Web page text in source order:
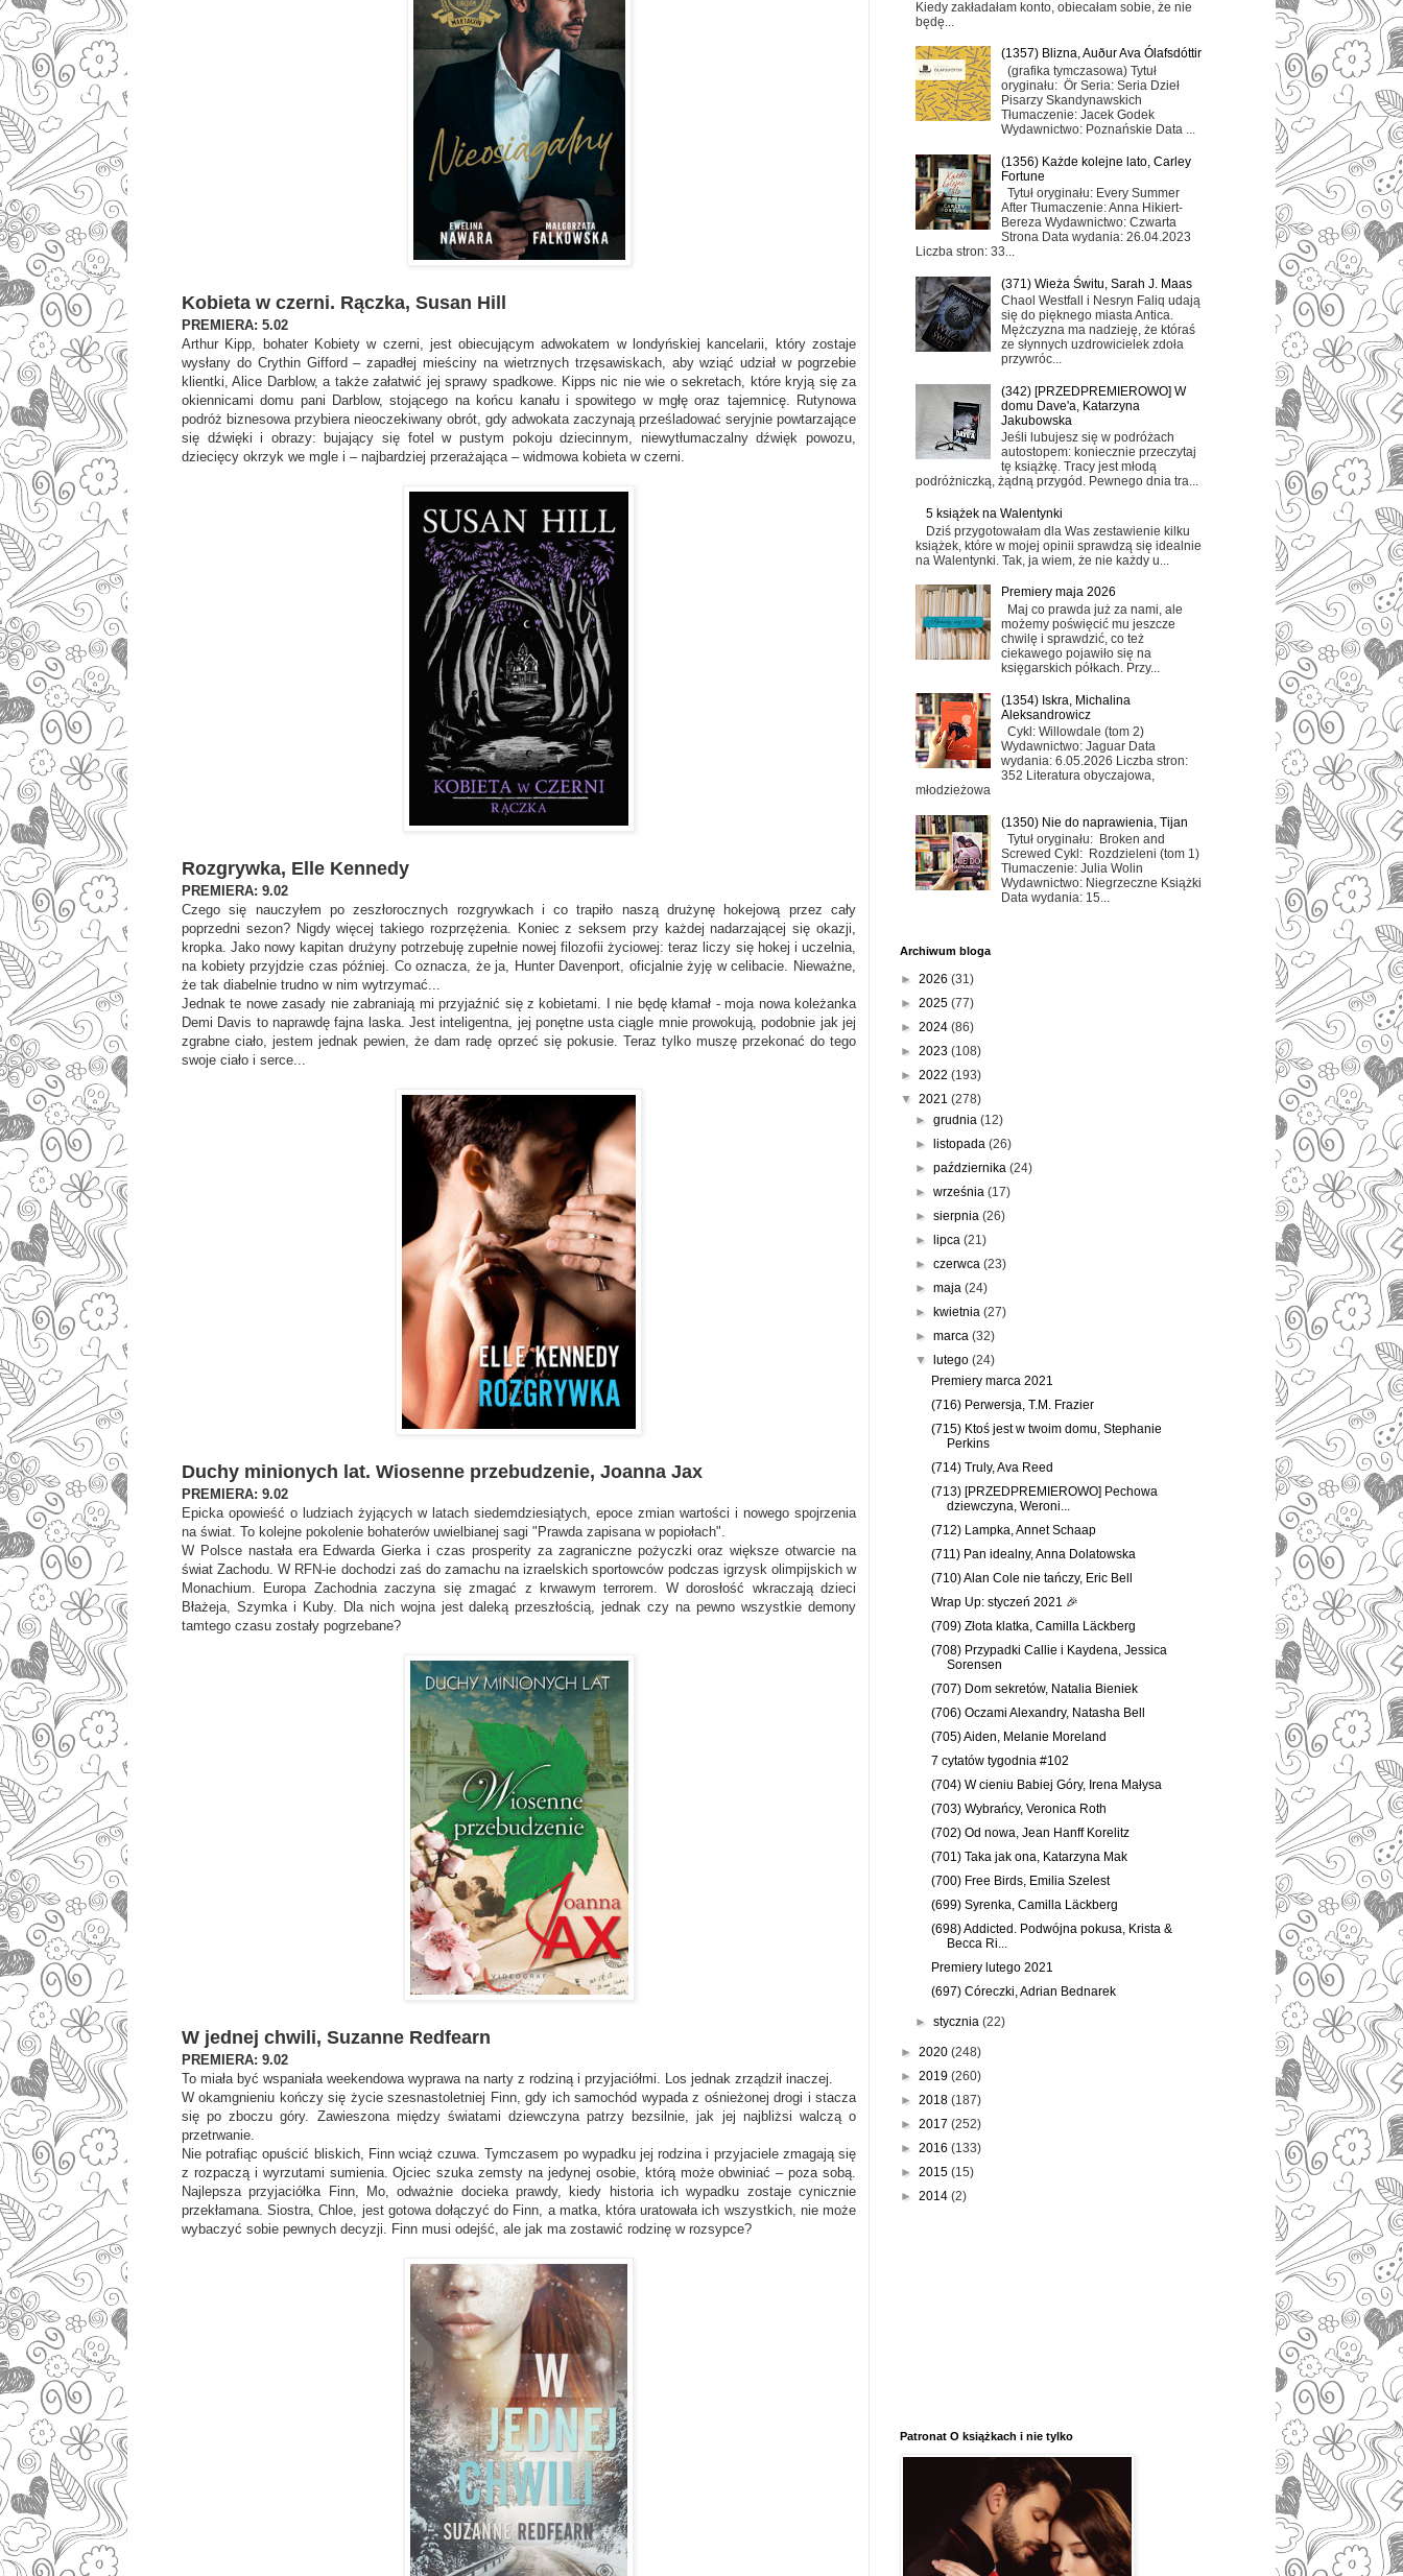
Kobieta w czerni. Rączka, Susan Hill
PREMIERA: 5.02
Arthur Kipp, bohater Kobiety w czerni, jest obiecującym adwokatem w londyńskiej kancelarii, który zostaje
wysłany do Crythin Gifford – zapadłej mieściny na wietrznych trzęsawiskach, aby wziąć udział w pogrzebie
klientki, Alice Darblow, a także załatwić jej sprawy spadkowe. Kipps nic nie wie o sekretach, które kryją się za
okiennicami domu pani Darblow, stojącego na końcu kanału i spowitego w mgłę oraz tajemnicę. Rutynowa
podróż biznesowa przybiera nieoczekiwany obrót, gdy adwokata zaczynają prześladować seryjnie powtarzające
się dźwięki i obrazy: bujający się fotel w pustym pokoju dziecinnym, niewytłumaczalny dźwięk powozu,
dziecięcy okrzyk we mgle i – najbardziej przerażająca – widmowa kobieta w czerni.
Rozgrywka, Elle Kennedy
PREMIERA: 9.02
Czego się nauczyłem po zeszłorocznych rozgrywkach i co trapiło naszą drużynę hokejową przez cały
poprzedni sezon? Nigdy więcej takiego rozprzężenia. Koniec z seksem przy każdej nadarzającej się okazji,
kropka. Jako nowy kapitan drużyny potrzebuję zupełnie nowej filozofii życiowej: teraz liczy się hokej i uczelnia,
na kobiety przyjdzie czas później. Co oznacza, że ja, Hunter Davenport, oficjalnie żyję w celibacie. Nieważne,
że tak diabelnie trudno w nim wytrzymać...
Jednak te nowe zasady nie zabraniają mi przyjaźnić się z kobietami. I nie będę kłamał - moja nowa koleżanka
Demi Davis to naprawdę fajna laska. Jest inteligentna, jej ponętne usta ciągle mnie prowokują, podobnie jak jej
zgrabne ciało, jestem jednak pewien, że dam radę oprzeć się pokusie. Teraz tylko muszę przekonać do tego
swoje ciało i serce...
Duchy minionych lat. Wiosenne przebudzenie, Joanna Jax
PREMIERA: 9.02
Epicka opowieść o ludziach żyjących w latach siedemdziesiątych, epoce zmian wartości i nowego spojrzenia
na świat. To kolejne pokolenie bohaterów uwielbianej sagi "Prawda zapisana w popiołach".
W Polsce nastała era Edwarda Gierka i czas prosperity za zagraniczne pożyczki oraz większe otwarcie na
świat Zachodu. W RFN-ie dochodzi zaś do zamachu na izraelskich sportowców podczas igrzysk olimpijskich w
Monachium. Europa Zachodnia zaczyna się zmagać z krwawym terrorem. W dorosłość wkraczają dzieci
Błażeja, Szymka i Kuby. Dla nich wojna jest daleką przeszłością, jednak czy na pewno wszystkie demony
tamtego czasu zostały pogrzebane?
W jednej chwili, Suzanne Redfearn
PREMIERA: 9.02
To miała być wspaniała weekendowa wyprawa na narty z rodziną i przyjaciółmi. Los jednak zrządził inaczej.
W okamgnieniu kończy się życie szesnastoletniej Finn, gdy ich samochód wypada z ośnieżonej drogi i stacza
się po zboczu góry. Zawieszona między światami dziewczyna patrzy bezsilnie, jak jej najbliżsi walczą o
przetrwanie.
Nie potrafiąc opuścić bliskich, Finn wciąż czuwa. Tymczasem po wypadku jej rodzina i przyjaciele zmagają się
z rozpaczą i wyrzutami sumienia. Ojciec szuka zemsty na jedynej osobie, którą może obwiniać – poza sobą.
Najlepsza przyjaciółka Finn, Mo, odważnie docieka prawdy, kiedy historia ich wypadku zostaje cynicznie
przekłamana. Siostra, Chloe, jest gotowa dołączyć do Finn, a matka, która uratowała ich wszystkich, nie może
wybaczyć sobie pewnych decyzji. Finn musi odejść, ale jak ma zostawić rodzinę w rozsypce?
Kiedy zakładałam konto, obiecałam sobie, że nie
będę...
(1357) Blizna, Auður Ava Ólafsdóttir
(grafika tymczasowa) Tytuł
oryginału: Ör Seria: Seria Dzieł
Pisarzy Skandynawskich
Tłumaczenie: Jacek Godek
Wydawnictwo: Poznańskie Data ...
(1356) Każde kolejne lato, Carley
Fortune
Tytuł oryginału: Every Summer
After Tłumaczenie: Anna Hikiert-
Bereza Wydawnictwo: Czwarta
Strona Data wydania: 26.04.2023
Liczba stron: 33...
(371) Wieża Świtu, Sarah J. Maas
Chaol Westfall i Nesryn Faliq udają
się do pięknego miasta Antica.
Mężczyzna ma nadzieję, że któraś
ze słynnych uzdrowicielek zdoła
przywróc...
(342) [PRZEDPREMIEROWO] W
domu Dave'a, Katarzyna
Jakubowska
Jeśli lubujesz się w podróżach
autostopem: koniecznie przeczytaj
tę książkę. Tracy jest młodą
podróżniczką, żądną przygód. Pewnego dnia tra...
5 książek na Walentynki
Dziś przygotowałam dla Was zestawienie kilku
książek, które w mojej opinii sprawdzą się idealnie
na Walentynki. Tak, ja wiem, że nie każdy u...
Premiery maja 2026
Maj co prawda już za nami, ale
możemy poświęcić mu jeszcze
chwilę i sprawdzić, co też
ciekawego pojawiło się na
księgarskich półkach. Przy...
(1354) Iskra, Michalina
Aleksandrowicz
Cykl: Willowdale (tom 2)
Wydawnictwo: Jaguar Data
wydania: 6.05.2026 Liczba stron:
352 Literatura obyczajowa,
młodzieżowa
(1350) Nie do naprawienia, Tijan
Tytuł oryginału: Broken and
Screwed Cykl: Rozdzieleni (tom 1)
Tłumaczenie: Julia Wolin
Wydawnictwo: Niegrzeczne Książki
Data wydania: 15...
Archiwum bloga
► 2026 (31)
► 2025 (77)
► 2024 (86)
► 2023 (108)
► 2022 (193)
▼ 2021 (278)
►grudnia(12)
►
listopada(26)
►października(24)
►września(17)
►sierpnia(26)
►
lipca(21)
►czerwca(23)
►maja(24)
► kwietnia(27)
►marca(32)
▼
lutego(24)
Premiery marca 2021
(716) Perwersja, T.M. Frazier
(715) Ktoś jest w twoim domu, Stephanie
Perkins
(714) Truly, Ava Reed
(713) [PRZEDPREMIEROWO] Pechowa
dziewczyna, Weroni...
(712) Lampka, Annet Schaap
(711) Pan idealny, Anna Dolatowska
(710) Alan Cole nie tańczy, Eric Bell
Wrap Up: styczeń 2021 🎉
(709) Złota klatka, Camilla Läckberg
(708) Przypadki Callie i Kaydena, Jessica
Sorensen
(707) Dom sekretów, Natalia Bieniek
(706) Oczami Alexandry, Natasha Bell
(705) Aiden, Melanie Moreland
7 cytatów tygodnia #102
(704) W cieniu Babiej Góry, Irena Małysa
(703) Wybrańcy, Veronica Roth
(702) Od nowa, Jean Hanff Korelitz
(701) Taka jak ona, Katarzyna Mak
(700) Free Birds, Emilia Szelest
(699) Syrenka, Camilla Läckberg
(698) Addicted. Podwójna pokusa, Krista &
Becca Ri...
Premiery lutego 2021
(697) Córeczki, Adrian Bednarek
►stycznia(22)
► 2020 (248)
► 2019 (260)
► 2018 (187)
► 2017 (252)
► 2016 (133)
► 2015 (15)
► 2014 (2)
Patronat O książkach i nie tylko